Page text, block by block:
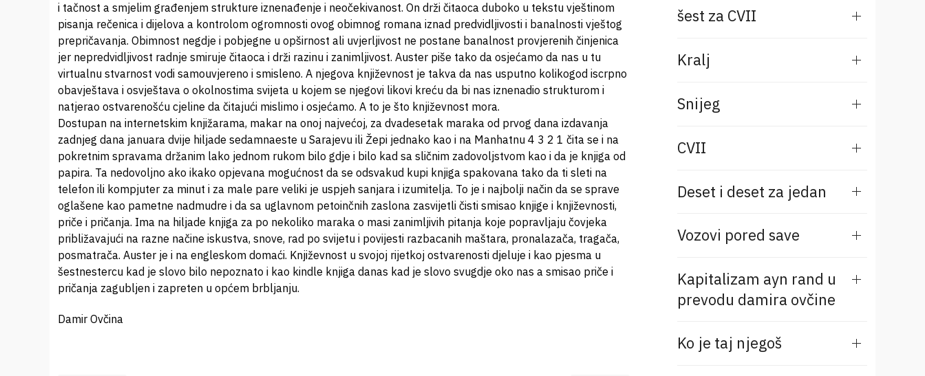
i tačnost a smjelim građenjem strukture iznenađenje i neočekivanost. On drži čitaoca duboko u tekstu vještinom
pisanja rečenica i dijelova a kontrolom ogromnosti ovog obimnog romana iznad predvidljivosti i banalnosti vještog
prepričavanja. Obimnost negdje i pobjegne u opširnost ali uvjerljivost ne postane banalnost provjerenih činjenica
jer nepredvidljivost radnje smiruje čitaoca i drži razinu i zanimljivost. Auster piše tako da osjećamo da nas u tu
virtualnu stvarnost vodi samouvjereno i smisleno. A njegova književnost je takva da nas usputno kolikogod iscrpno
obavještava i osvještava o okolnostima svijeta u kojem se njegovi likovi kreću da bi nas iznenadio strukturom i
natjerao ostvarenošću cjeline da čitajući mislimo i osjećamo. A to je što književnost mora.
Dostupan na internetskim knjižarama, makar na onoj najvećoj, za dvadesetak maraka od prvog dana izdavanja
zadnjeg dana januara dvije hiljade sedamnaeste u Sarajevu ili Žepi jednako kao i na Manhatnu 4 3 2 1 čita se i na
pokretnim spravama držanim lako jednom rukom bilo gdje i bilo kad sa sličnim zadovoljstvom kao i da je knjiga od
papira. Ta nedovoljno ako ikako opjevana mogućnost da se odsvakud kupi knjiga spakovana tako da ti sleti na
telefon ili kompjuter za minut i za male pare veliki je uspjeh sanjara i izumitelja. To je i najbolji način da se sprave
oglašene kao pametne nadmudre i da sa uglavnom petoinčnih zaslona zasvijetli čisti smisao knjige i književnosti,
priče i pričanja. Ima na hiljade knjiga za po nekoliko maraka o masi zanimljivih pitanja koje popravljaju čovjeka
približavajući na razne načine iskustva, snove, rad po svijetu i povijesti razbacanih maštara, pronalazača, tragača,
posmatrača. Auster je i na engleskom domaći. Književnost u svojoj rijetkoj ostvarenosti djeluje i kao pjesma u
šestnestercu kad je slovo bilo nepoznato i kao kindle knjiga danas kad je slovo svugdje oko nas a smisao priče i
pričanja zagubljen i zapreten u općem brbljanju.
Damir Ovčina
šest za CVII
Kralj
Snijeg
CVII
Deset i deset za jedan
Vozovi pored save
Kapitalizam ayn rand u
prevodu damira ovčine
Ko je taj njegoš